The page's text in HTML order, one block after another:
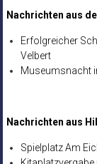
Nachrichten aus
Erfolgreicher
Velbert
Museumsnacht
Nachrichten aus
Spielplatz Am